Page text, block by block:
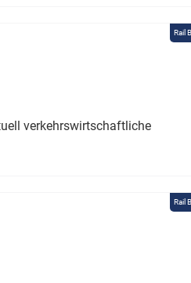
Rail
verkehrswirtschaftliche
Rail